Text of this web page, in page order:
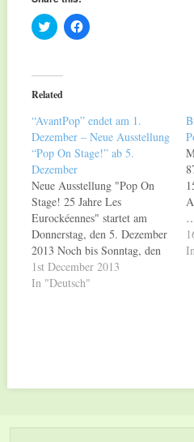
Click
to
(Opens
in
new
Click
to
Related
“AvantPop” endet am 1.
Dezember – Neue Ausstellung
“Pop On Stage!” ab 5.
Dezember
Neue Ausstellung "Pop On
Stage! 25 Jahre Les
Eurockéennes" startet am
Donnerstag, den 5. Dezember
2013 Noch bis Sonntag, den
1. Dezember 2013, ist in der
"PopGalerie" des
1st December 2013
In "Deutsch"